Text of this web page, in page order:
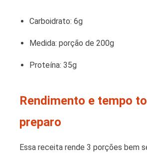
Carboidrato: 6g
Medida: porção de 200g
Proteína: 35g
Rendimento e tempo
preparo
Essa receita rende 3 porções bem